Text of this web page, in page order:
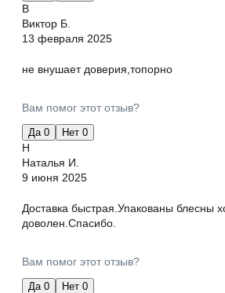
В
Виктор Б.
13 февраля 2025
не внушает доверия,топорно
Вам помог этот отзыв?
Да 0 Нет 0
Н
Наталья И.
9 июня 2025
Доставка быстрая.Упакованы блесны
доволен.Спасибо.
Вам помог этот отзыв?
Да 0 Нет 0